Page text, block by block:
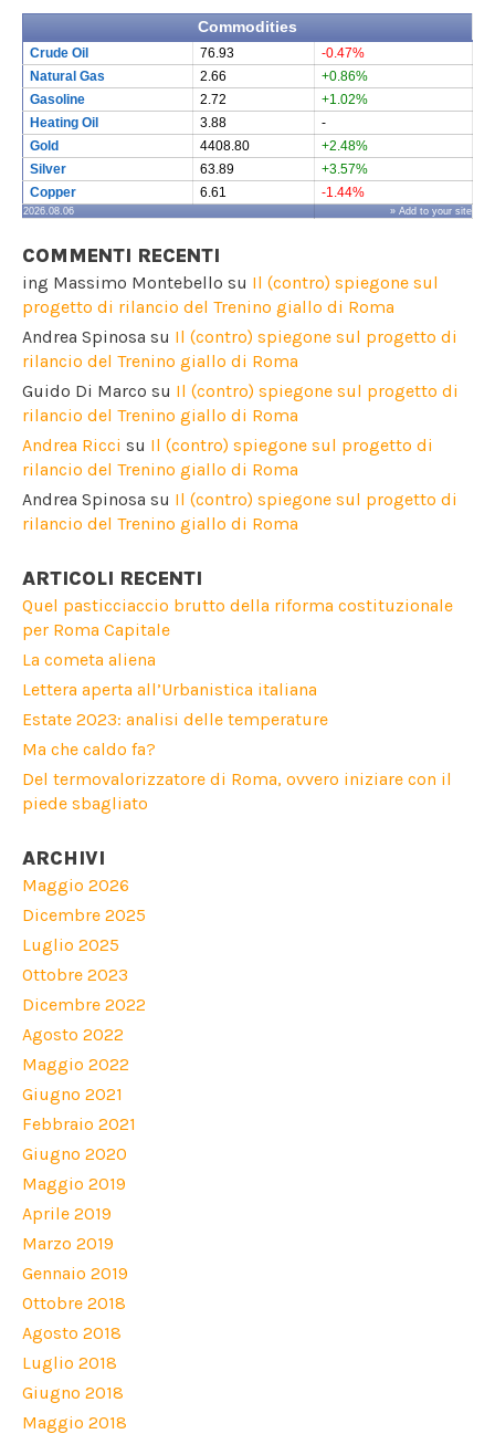
Commodities
Crude Oil 76.93
-0.47%
Natural Gas
2.66
+0.86%
Gasoline
2.72
+1.02%
Heating Oil
3.88
-
Gold
4408.80
+2.48%
Silver
63.89
+3.57%
Copper
6.61 -1.44%
2026.08.06 » Add to your site
COMMENTI RECENTI
ing Massimo Montebello su Il (contro) spiegone sul
progetto di rilancio del Trenino giallo di Roma
Andrea Spinosa su Il (contro) spiegone sul progetto di
rilancio del Trenino giallo di Roma
Guido Di Marco su Il (contro) spiegone sul progetto di
rilancio del Trenino giallo di Roma
Andrea Ricci su Il (contro) spiegone sul progetto di
rilancio del Trenino giallo di Roma
Andrea Spinosa su Il (contro) spiegone sul progetto di
rilancio del Trenino giallo di Roma
ARTICOLI RECENTI
Quel pasticciaccio brutto della riforma costituzionale
per Roma Capitale
La cometa aliena
Lettera aperta all’Urbanistica italiana
Estate 2023: analisi delle temperature
Ma che caldo fa?
Del termovalorizzatore di Roma, ovvero iniziare con il
piede sbagliato
ARCHIVI
Maggio 2026
Dicembre 2025
Luglio 2025
Ottobre 2023
Dicembre 2022
Agosto 2022
Maggio 2022
Giugno 2021
Febbraio 2021
Giugno 2020
Maggio 2019
Aprile 2019
Marzo 2019
Gennaio 2019
Ottobre 2018
Agosto 2018
Luglio 2018
Giugno 2018
Maggio 2018